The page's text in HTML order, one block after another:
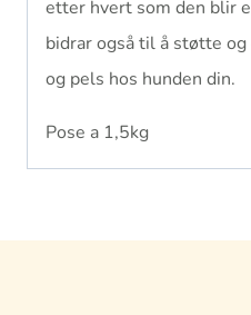
etter hvert som den blir
bidrar også til å støtte
og pels hos hunden din.
Pose a 1,5kg